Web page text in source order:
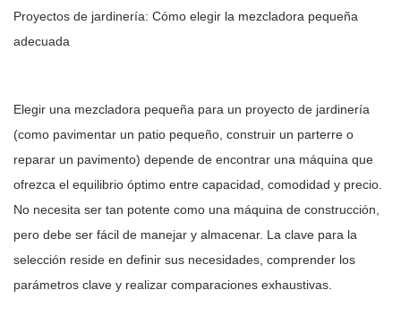
Proyectos de jardinería: Cómo elegir la mezcladora pequeña
adecuada
Elegir una mezcladora pequeña para un proyecto de jardinería
(como pavimentar un patio pequeño, construir un parterre o
reparar un pavimento) depende de encontrar una máquina que
ofrezca el equilibrio óptimo entre capacidad, comodidad y precio.
No necesita ser tan potente como una máquina de construcción,
pero debe ser fácil de manejar y almacenar. La clave para la
selección reside en definir sus necesidades, comprender los
parámetros clave y realizar comparaciones exhaustivas.